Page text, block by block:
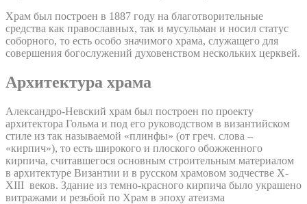
Храм был построен в 1887 году на благотворительные
средства как православных, так и мусульман и носил статус
соборного, то есть особо значимого храма, служащего для
совершения богослужений духовенством нескольких церквей.
Архитектура храма
Александро-Невский храм был построен по проекту
архитектора Гольма и под его руководством в византийском
стиле из так называемой «плинфы» (от греч. слова –
«кирпич»), то есть широкого и плоского обожженного
кирпича, считавшегося основным строительным материалом
в архитектуре Византии и в русском храмовом зодчестве X-
XIII веков. Здание из темно-красного кирпича было украшено
витражами и резьбой по Храм в эпоху атеизма